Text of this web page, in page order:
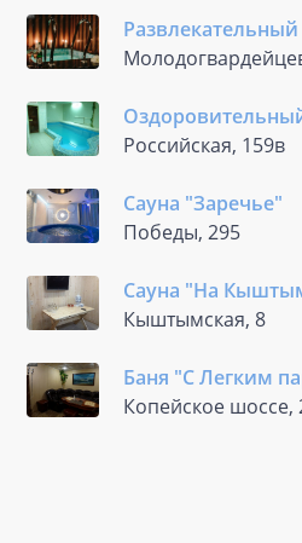
Российская, 159в
Сауна "Заречье"
Победы, 295
Сауна "На
Кыштымская, 8
Баня "С Легким
Копейское шоссе,